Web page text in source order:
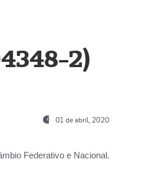
2)
01 de abril, 2020
Federativo e Nacional.